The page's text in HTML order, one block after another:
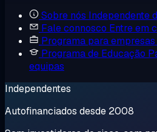
Sobre nós Independente
Fale connosco Entre em
Programa para empresas
Programa de Educação
equipas
Independentes
Autofinanciados desde 2008